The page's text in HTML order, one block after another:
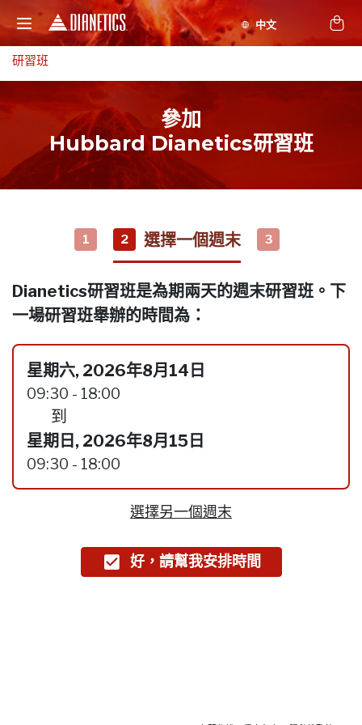
研習班
參加
Hubbard Dianetics研習班
1 2 選擇一個週末 3
Dianetics研習班是為期兩天的週末研習班。下
一場研習班舉辦的時間為：
星期六, 2026年8月14日
09:30 - 18:00
到
星期日, 2026年8月15日
09:30 - 18:00
選擇另一個週末
好，請幫我安排時間